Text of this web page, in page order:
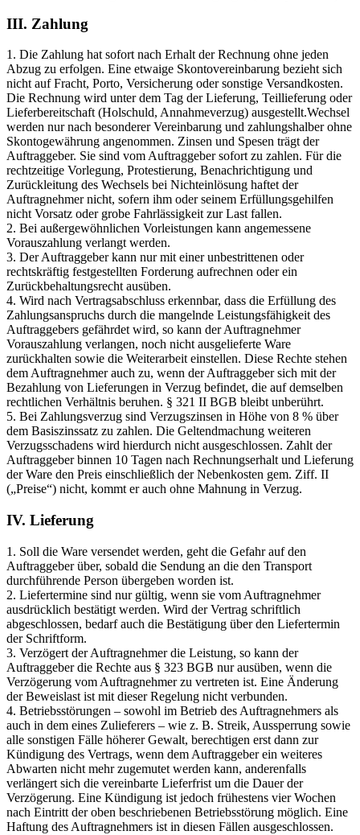
III. Zahlung
1. Die Zahlung hat sofort nach Erhalt der Rechnung ohne jeden
Abzug zu erfolgen. Eine etwaige Skontovereinbarung bezieht sich
nicht auf Fracht, Porto, Versicherung oder sonstige Versandkosten.
Die Rechnung wird unter dem Tag der Lieferung, Teillieferung oder
Lieferbereitschaft (Holschuld, Annahmeverzug) ausgestellt.Wechsel
werden nur nach besonderer Vereinbarung und zahlungshalber ohne
Skontogewährung angenommen. Zinsen und Spesen trägt der
Auftraggeber. Sie sind vom Auftraggeber sofort zu zahlen. Für die
rechtzeitige Vorlegung, Protestierung, Benachrichtigung und
Zurückleitung des Wechsels bei Nichteinlösung haftet der
Auftragnehmer nicht, sofern ihm oder seinem Erfüllungsgehilfen
nicht Vorsatz oder grobe Fahrlässigkeit zur Last fallen.
2. Bei außergewöhnlichen Vorleistungen kann angemessene
Vorauszahlung verlangt werden.
3. Der Auftraggeber kann nur mit einer unbestrittenen oder
rechtskräftig festgestellten Forderung aufrechnen oder ein
Zurückbehaltungsrecht ausüben.
4. Wird nach Vertragsabschluss erkennbar, dass die Erfüllung des
Zahlungsanspruchs durch die mangelnde Leistungsfähigkeit des
Auftraggebers gefährdet wird, so kann der Auftragnehmer
Vorauszahlung verlangen, noch nicht ausgelieferte Ware
zurückhalten sowie die Weiterarbeit einstellen. Diese Rechte stehen
dem Auftragnehmer auch zu, wenn der Auftraggeber sich mit der
Bezahlung von Lieferungen in Verzug befindet, die auf demselben
rechtlichen Verhältnis beruhen. § 321 II BGB bleibt unberührt.
5. Bei Zahlungsverzug sind Verzugszinsen in Höhe von 8 % über
dem Basiszinssatz zu zahlen. Die Geltendmachung weiteren
Verzugsschadens wird hierdurch nicht ausgeschlossen. Zahlt der
Auftraggeber binnen 10 Tagen nach Rechnungserhalt und Lieferung
der Ware den Preis einschließlich der Nebenkosten gem. Ziff. II
(„Preise“) nicht, kommt er auch ohne Mahnung in Verzug.
IV. Lieferung
1. Soll die Ware versendet werden, geht die Gefahr auf den
Auftraggeber über, sobald die Sendung an die den Transport
durchführende Person übergeben worden ist.
2. Liefertermine sind nur gültig, wenn sie vom Auftragnehmer
ausdrücklich bestätigt werden. Wird der Vertrag schriftlich
abgeschlossen, bedarf auch die Bestätigung über den Liefertermin
der Schriftform.
3. Verzögert der Auftragnehmer die Leistung, so kann der
Auftraggeber die Rechte aus § 323 BGB nur ausüben, wenn die
Verzögerung vom Auftragnehmer zu vertreten ist. Eine Änderung
der Beweislast ist mit dieser Regelung nicht verbunden.
4. Betriebsstörungen – sowohl im Betrieb des Auftragnehmers als
auch in dem eines Zulieferers – wie z. B. Streik, Aussperrung sowie
alle sonstigen Fälle höherer Gewalt, berechtigen erst dann zur
Kündigung des Vertrags, wenn dem Auftraggeber ein weiteres
Abwarten nicht mehr zugemutet werden kann, anderenfalls
verlängert sich die vereinbarte Lieferfrist um die Dauer der
Verzögerung. Eine Kündigung ist jedoch frühestens vier Wochen
nach Eintritt der oben beschriebenen Betriebsstörung möglich. Eine
Haftung des Auftragnehmers ist in diesen Fällen ausgeschlossen.